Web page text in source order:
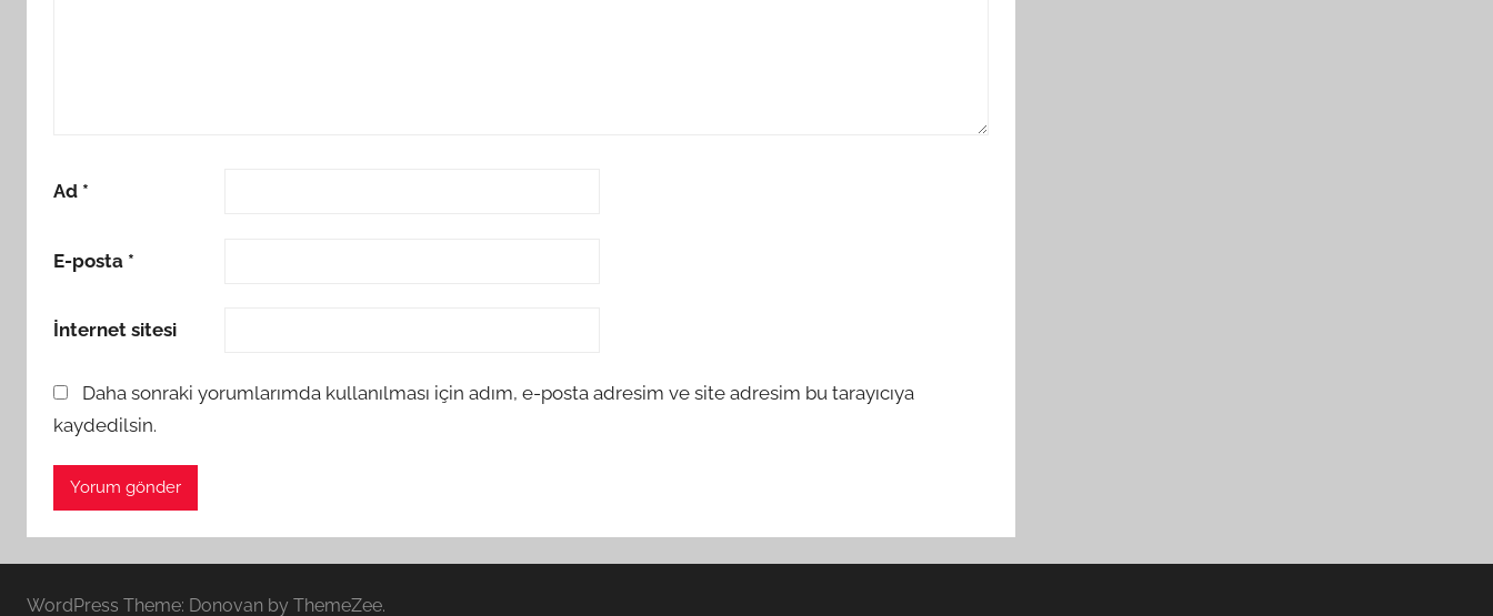
Ad *
E-posta *
İnternet sitesi
Daha sonraki yorumlarımda kullanılması için adım, e-posta adresim ve site adresim bu tarayıcıya
kaydedilsin.
WordPress Theme: Donovan by ThemeZee.